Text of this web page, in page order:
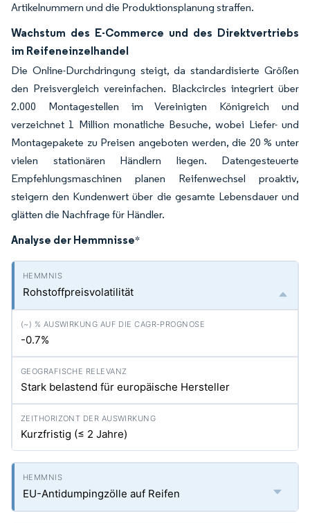
Artikelnummern und die Produktionsplanung straffen.
Wachstum des E-Commerce und des Direktvertriebs
im Reifeneinzelhandel
Die Online-Durchdringung steigt, da standardisierte Größen
den Preisvergleich vereinfachen. Blackcircles integriert über
2.000 Montagestellen im Vereinigten Königreich und
verzeichnet 1 Million monatliche Besuche, wobei Liefer- und
Montagepakete zu Preisen angeboten werden, die 20 % unter
vielen stationären Händlern liegen. Datengesteuerte
Empfehlungsmaschinen planen Reifenwechsel proaktiv,
steigern den Kundenwert über die gesamte Lebensdauer und
glätten die Nachfrage für Händler.
Analyse der Hemmnisse*
Rohstoffpreisvolatilität
-0.7%
Stark belastend für europäische Hersteller
Kurzfristig (≤ 2 Jahre)
EU-Antidumpingzölle auf Reifen